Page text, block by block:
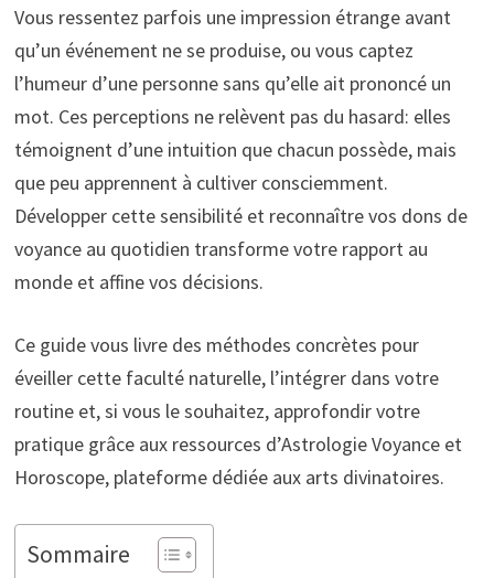
Vous ressentez parfois une impression étrange avant
qu’un événement ne se produise, ou vous captez
l’humeur d’une personne sans qu’elle ait prononcé un
mot. Ces perceptions ne relèvent pas du hasard: elles
témoignent d’une intuition que chacun possède, mais
que peu apprennent à cultiver consciemment.
Développer cette sensibilité et reconnaître vos dons de
voyance au quotidien transforme votre rapport au
monde et affine vos décisions.
Ce guide vous livre des méthodes concrètes pour
éveiller cette faculté naturelle, l’intégrer dans votre
routine et, si vous le souhaitez, approfondir votre
pratique grâce aux ressources d’Astrologie Voyance et
Horoscope, plateforme dédiée aux arts divinatoires.
Sommaire